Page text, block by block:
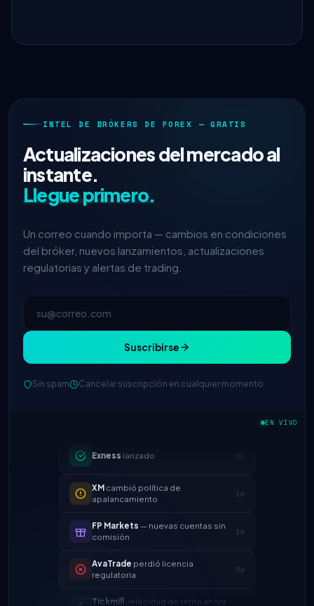
INTEL DE BRÓKERS DE FOREX — GRATIS
Actualizaciones del mercado al
instante.
Llegue primero.
Un correo cuando importa — cambios en condiciones
del bróker, nuevos lanzamientos, actualizaciones
regulatorias y alertas de trading.
Suscribirse
Sin spam Cancelar suscripción en cualquier momento
EN VIVO
IC Markets
spread EUR/USD
reducido → 0.1 pips
2h
XMcambió política de
1d
FP Markets — nuevas cuentas sin
comisión
1d
AvaTradeperdió licencia
regulatoria
3d
Tickmillvelocidad de retiro ahora
24h
4d